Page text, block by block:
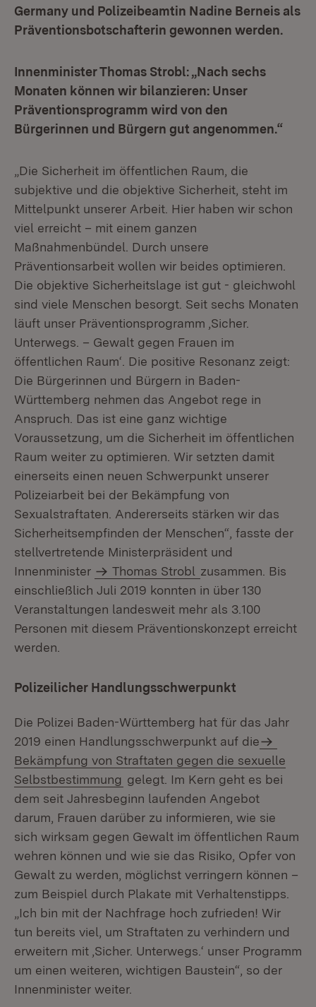
Germany und Polizeibeamtin Nadine Berneis als
Präventionsbotschafterin gewonnen werden.
Innenminister Thomas Strobl: „Nach sechs
Monaten können wir bilanzieren: Unser
Präventionsprogramm wird von den
Bürgerinnen und Bürgern gut angenommen.“
„Die Sicherheit im öffentlichen Raum, die
subjektive und die objektive Sicherheit, steht im
Mittelpunkt unserer Arbeit. Hier haben wir schon
viel erreicht – mit einem ganzen
Maßnahmenbündel. Durch unsere
Präventionsarbeit wollen wir beides optimieren.
Die objektive Sicherheitslage ist gut - gleichwohl
sind viele Menschen besorgt. Seit sechs Monaten
läuft unser Präventionsprogramm ‚Sicher.
Unterwegs. – Gewalt gegen Frauen im
öffentlichen Raum‘. Die positive Resonanz zeigt:
Die Bürgerinnen und Bürgern in Baden-
Württemberg nehmen das Angebot rege in
Anspruch. Das ist eine ganz wichtige
Voraussetzung, um die Sicherheit im öffentlichen
Raum weiter zu optimieren. Wir setzten damit
einerseits einen neuen Schwerpunkt unserer
Polizeiarbeit bei der Bekämpfung von
Sexualstraftaten. Andererseits stärken wir das
Sicherheitsempfinden der Menschen“, fasste der
stellvertretende Ministerpräsident und
Innenminister
Thomas Strobl zusammen. Bis
einschließlich Juli 2019 konnten in über 130
Veranstaltungen landesweit mehr als 3.100
Personen mit diesem Präventionskonzept erreicht
werden.
Polizeilicher Handlungsschwerpunkt
Die Polizei Baden-Württemberg hat für das Jahr
2019 einen Handlungsschwerpunkt auf die
Bekämpfung von Straftaten gegen die sexuelle
Selbstbestimmung gelegt. Im Kern geht es bei
dem seit Jahresbeginn laufenden Angebot
darum, Frauen darüber zu informieren, wie sie
sich wirksam gegen Gewalt im öffentlichen Raum
wehren können und wie sie das Risiko, Opfer von
Gewalt zu werden, möglichst verringern können –
zum Beispiel durch Plakate mit Verhaltenstipps.
„Ich bin mit der Nachfrage hoch zufrieden! Wir
tun bereits viel, um Straftaten zu verhindern und
erweitern mit ‚Sicher. Unterwegs.‘ unser Programm
um einen weiteren, wichtigen Baustein“, so der
Innenminister weiter.